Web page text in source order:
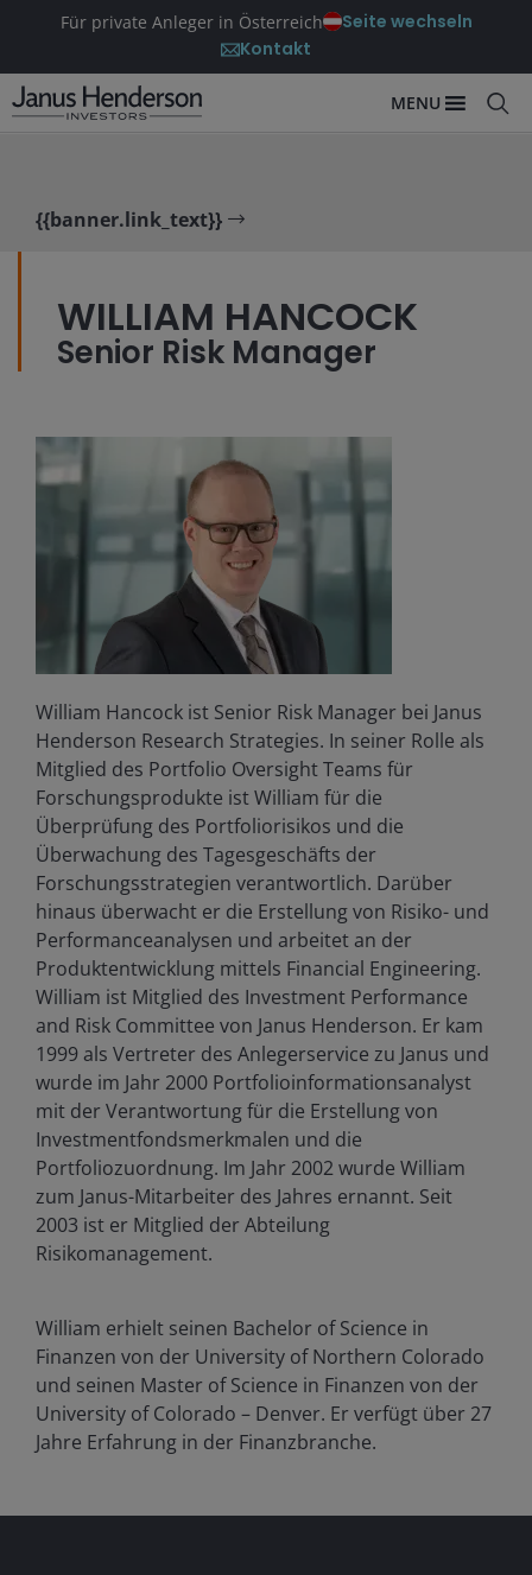
Für private Anleger in Österreich
Seite wechseln
Kontakt
MENU
{{banner.link_text}}
WILLIAM HANCOCK
Senior Risk Manager
William Hancock ist Senior Risk Manager bei Janus
Henderson Research Strategies. In seiner Rolle als
Mitglied des Portfolio Oversight Teams für
Forschungsprodukte ist William für die
Überprüfung des Portfoliorisikos und die
Überwachung des Tagesgeschäfts der
Forschungsstrategien verantwortlich. Darüber
hinaus überwacht er die Erstellung von Risiko- und
Performanceanalysen und arbeitet an der
Produktentwicklung mittels Financial Engineering.
William ist Mitglied des Investment Performance
and Risk Committee von Janus Henderson. Er kam
1999 als Vertreter des Anlegerservice zu Janus und
wurde im Jahr 2000 Portfolioinformationsanalyst
mit der Verantwortung für die Erstellung von
Investmentfondsmerkmalen und die
Portfoliozuordnung. Im Jahr 2002 wurde William
zum Janus-Mitarbeiter des Jahres ernannt. Seit
2003 ist er Mitglied der Abteilung
Risikomanagement.
William erhielt seinen Bachelor of Science in
Finanzen von der University of Northern Colorado
und seinen Master of Science in Finanzen von der
University of Colorado – Denver. Er verfügt über 27
Jahre Erfahrung in der Finanzbranche.